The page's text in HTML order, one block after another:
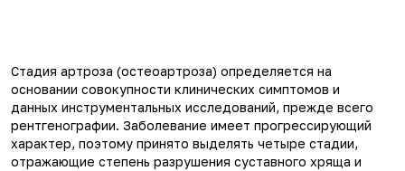
Стадия артроза (остеоартроза) определяется на
основании совокупности клинических симптомов и
данных инструментальных исследований, прежде всего
рентгенографии. Заболевание имеет прогрессирующий
характер, поэтому принято выделять четыре стадии,
отражающие степень разрушения суставного хряща и